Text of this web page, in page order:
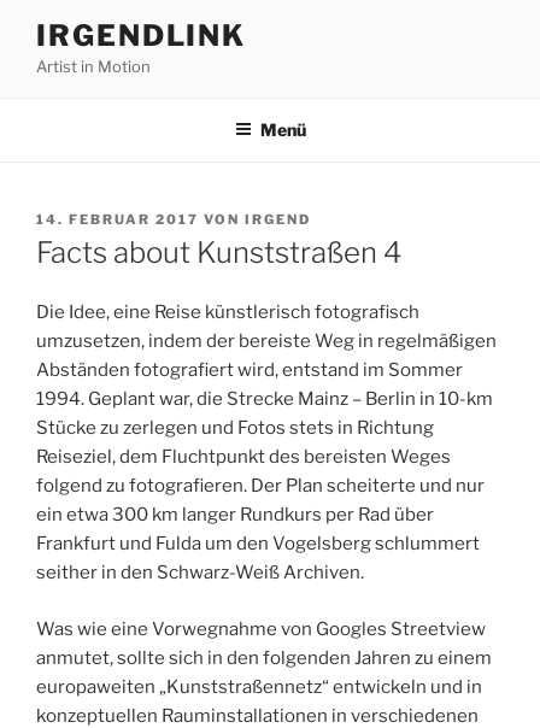
Inhalt
springen
IRGENDLINK
Artist in Motion
Menü
VERÖFFENTLICHT
AM
14. FEBRUAR 2017 VON IRGEND
Facts about Kunststraßen 4
Die Idee, eine Reise künstlerisch fotografisch
umzusetzen, indem der bereiste Weg in regelmäßigen
Abständen fotografiert wird, entstand im Sommer
1994. Geplant war, die Strecke Mainz – Berlin in 10-km
Stücke zu zerlegen und Fotos stets in Richtung
Reiseziel, dem Fluchtpunkt des bereisten Weges
folgend zu fotografieren. Der Plan scheiterte und nur
ein etwa 300 km langer Rundkurs per Rad über
Frankfurt und Fulda um den Vogelsberg schlummert
seither in den Schwarz-Weiß Archiven.
Was wie eine Vorwegnahme von Googles Streetview
anmutet, sollte sich in den folgenden Jahren zu einem
europaweiten „Kunststraßennetz“ entwickeln und in
konzeptuellen Rauminstallationen in verschiedenen